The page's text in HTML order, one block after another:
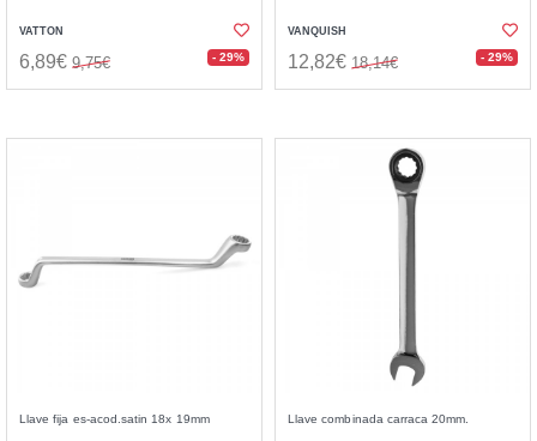
VATTON
6,89€ 9,75€ - 29%
VANQUISH
12,82€ 18,14€ - 29%
Llave fija es-acod.satin 18x 19mm Llave combinada carraca 20mm.